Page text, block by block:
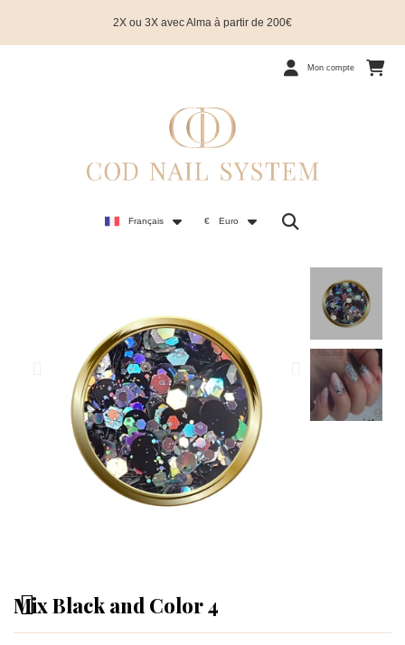
2X ou 3X avec Alma à partir de 200€
Mon compte
Français € Euro
Mix Black and Color 4